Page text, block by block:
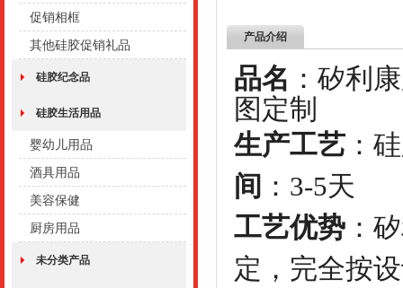
促销相框
其他硅胶促销礼品
硅胶纪念品
硅胶生活用品
婴幼儿用品
酒具用品
美容保健
厨房用品
未分类产品
产品介绍
品名 ：
图定制
生产工艺 ：
间 ： 3-5天
工艺优势 ：
定，完全按